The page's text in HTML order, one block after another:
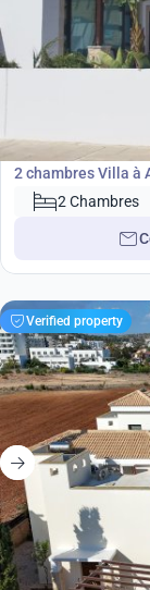
Villa
2 chambres Villa à
2 Chambres
Verified property
€ 499 000